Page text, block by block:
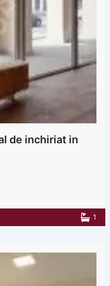
de inchiriat in
1